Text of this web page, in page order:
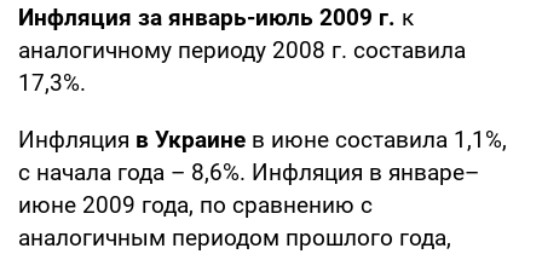
Инфляция за январь-июль 2009 г. к
аналогичному периоду 2008 г. составила
17,3%.
Инфляция в Украине в июне составила 1,1%,
с начала года – 8,6%. Инфляция в январе–
июне 2009 года, по сравнению с
аналогичным периодом прошлого года,